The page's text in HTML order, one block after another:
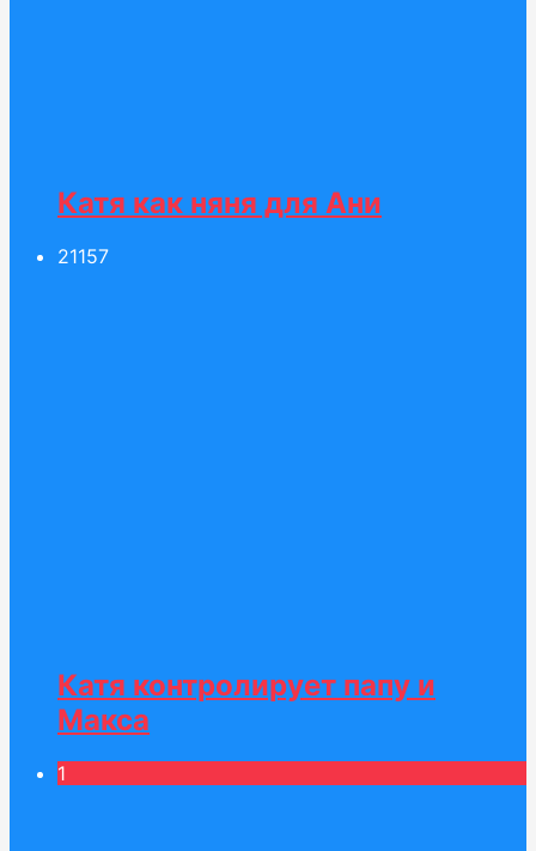
Катя как няня для Ани
21157
Катя контролирует папу и
Макса
1